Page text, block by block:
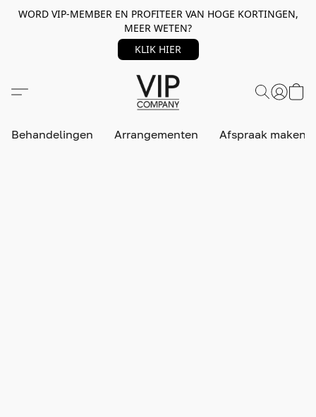
WORD VIP-MEMBER EN PROFITEER VAN HOGE KORTINGEN,
MEER WETEN?
KLIK HIER
Behandelingen Arrangementen Afspraak maken